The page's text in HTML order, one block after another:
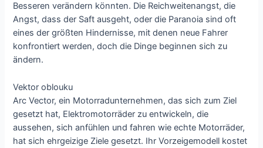
Besseren verändern könnten. Die Reichweitenangst, die
Angst, dass der Saft ausgeht, oder die Paranoia sind oft
eines der größten Hindernisse, mit denen neue Fahrer
konfrontiert werden, doch die Dinge beginnen sich zu
ändern.
Vektor oblouku
Arc Vector, ein Motorradunternehmen, das sich zum Ziel
gesetzt hat, Elektromotorräder zu entwickeln, die
aussehen, sich anfühlen und fahren wie echte Motorräder,
hat sich ehrgeizige Ziele gesetzt. Ihr Vorzeigemodell kostet